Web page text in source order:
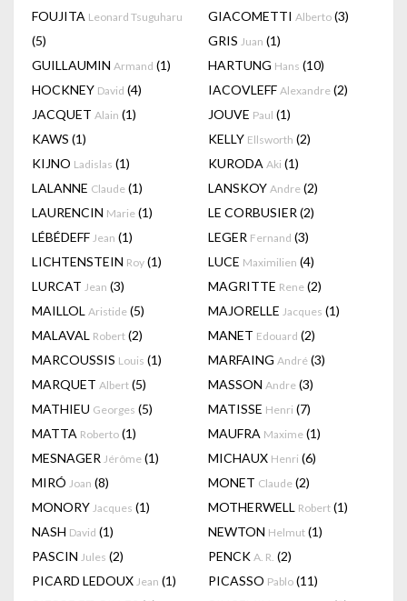
FOUJITA Leonard Tsuguharu
(5)
GIACOMETTI Alberto (3)
GRIS Juan (1)
GUILLAUMIN Armand (1) HARTUNG Hans (10)
HOCKNEY David (4) IACOVLEFF Alexandre (2)
JACQUET Alain (1) JOUVE Paul (1)
KAWS (1) KELLY Ellsworth (2)
KIJNO Ladislas (1) KURODA Aki (1)
LALANNE Claude (1) LANSKOY Andre (2)
LAURENCIN Marie (1) LE CORBUSIER (2)
LÉBÉDEFF Jean (1) LEGER Fernand (3)
LICHTENSTEIN Roy (1) LUCE Maximilien (4)
LURCAT Jean (3) MAGRITTE Rene (2)
MAILLOL Aristide (5) MAJORELLE Jacques (1)
MALAVAL Robert (2) MANET Edouard (2)
MARCOUSSIS Louis (1) MARFAING André (3)
MARQUET Albert (5) MASSON Andre (3)
MATHIEU Georges (5) MATISSE Henri (7)
MATTA Roberto (1) MAUFRA Maxime (1)
MESNAGER Jérôme (1) MICHAUX Henri (6)
MIRÓ Joan (8) MONET Claude (2)
MONORY Jacques (1) MOTHERWELL Robert (1)
NASH David (1) NEWTON Helmut (1)
PASCIN Jules (2) PENCK A. R. (2)
PICARD LEDOUX Jean (1) PICASSO Pablo (11)